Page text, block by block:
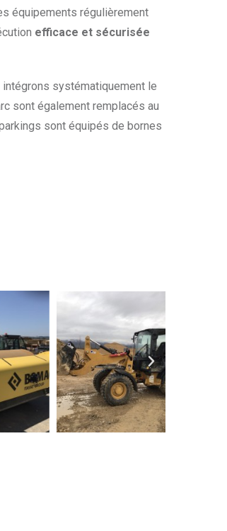
équipements régulièrement
efficace et sécurisée
systématiquement le
sont également remplacés au
sont équipés de bornes